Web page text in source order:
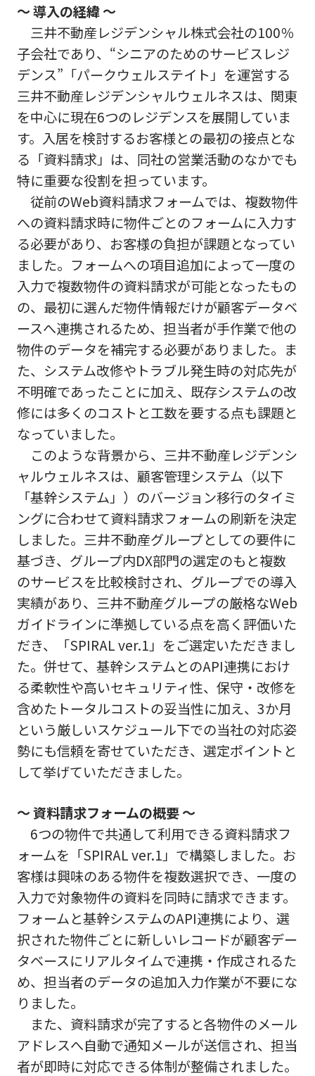
～ 導入の経緯 ～
三井不動産レジデンシャル株式会社の100％
子会社であり、“シニアのためのサービスレジ
デンス”「パークウェルステイト」を運営する
三井不動産レジデンシャルウェルネスは、関東
を中心に現在6つのレジデンスを展開していま
す。入居を検討するお客様との最初の接点とな
る「資料請求」は、同社の営業活動のなかでも
特に重要な役割を担っています。
従前のWeb資料請求フォームでは、複数物件
への資料請求時に物件ごとのフォームに入力す
る必要があり、お客様の負担が課題となってい
ました。フォームへの項目追加によって一度の
入力で複数物件の資料請求が可能となったもの
の、最初に選んだ物件情報だけが顧客データベ
ースへ連携されるため、担当者が手作業で他の
物件のデータを補完する必要がありました。ま
た、システム改修やトラブル発生時の対応先が
不明確であったことに加え、既存システムの改
修には多くのコストと工数を要する点も課題と
なっていました。
このような背景から、三井不動産レジデンシ
ャルウェルネスは、顧客管理システム（以下
「基幹システム」）のバージョン移行のタイミ
ングに合わせて資料請求フォームの刷新を決定
しました。三井不動産グループとしての要件に
基づき、グループ内DX部門の選定のもと複数
のサービスを比較検討され、グループでの導入
実績があり、三井不動産グループの厳格なWeb
ガイドラインに準拠している点を高く評価いた
だき、「SPIRAL ver.1」をご選定いただきまし
た。併せて、基幹システムとのAPI連携におけ
る柔軟性や高いセキュリティ性、保守・改修を
含めたトータルコストの妥当性に加え、3か月
という厳しいスケジュール下での当社の対応姿
勢にも信頼を寄せていただき、選定ポイントと
して挙げていただきました。
～ 資料請求フォームの概要 ～
6つの物件で共通して利用できる資料請求フ
ォームを「SPIRAL ver.1」で構築しました。お
客様は興味のある物件を複数選択でき、一度の
入力で対象物件の資料を同時に請求できます。
フォームと基幹システムのAPI連携により、選
択された物件ごとに新しいレコードが顧客デー
タベースにリアルタイムで連携・作成されるた
め、担当者のデータの追加入力作業が不要にな
りました。
また、資料請求が完了すると各物件のメール
アドレスへ自動で通知メールが送信され、担当
者が即時に対応できる体制が整備されました。